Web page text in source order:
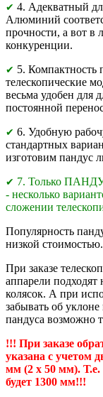
✔ 4. Адекватный
Алюминий
прочности, а вот в
конкуренции.
✔ 5. Компактность
телескопические
весьма удобен для
постоянной
✔ 6. Удобную
стандартных
изготовим пандус
✔ 7. Только
- несколько
сложении
Популярность
низкой стоимостью.
При заказе
аппарели
колясок. А при
забывать об
пандуса возможно
!!! При заказе
указана с учетом
мм (2 х 50 мм). Т.е.
будет 1300 мм!!!